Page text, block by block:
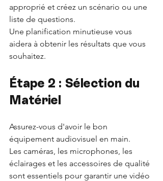
approprié et créez un scénario ou une
liste de questions.
Une planification minutieuse vous
aidera à obtenir les résultats que vous
souhaitez.
Étape 2 : Sélection du
Matériel
Assurez-vous d'avoir le bon
équipement audiovisuel en main.
Les caméras, les microphones, les
éclairages et les accessoires de qualité
sont essentiels pour garantir une vidéo